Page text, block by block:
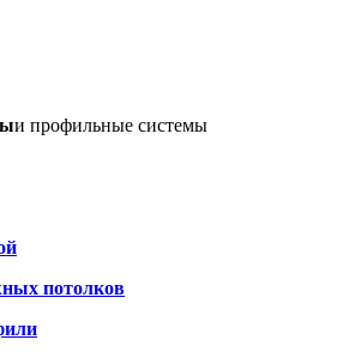
и профильные системы
потолков